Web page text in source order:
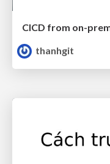
CICD from on-
thanhgit